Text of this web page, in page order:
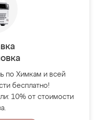
по Химкам и всей
бесплатно!
10% от стоимости